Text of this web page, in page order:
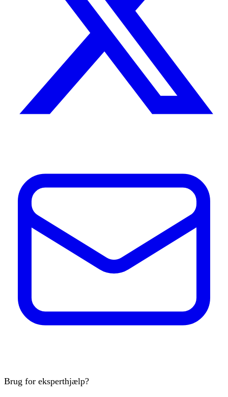
Brug for eksperthjælp?